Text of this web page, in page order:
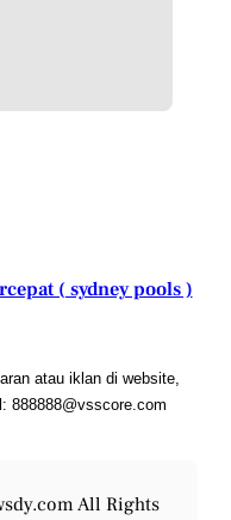
( sydney pools )
atau iklan di website,
888888@vsscore.com
All Rights